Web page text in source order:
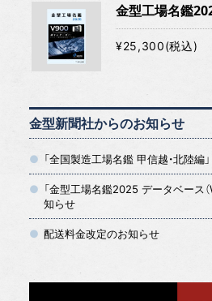
金型工場名鑑
¥25,300(税込)
金型新聞社からのお知らせ
「全国製造工場名鑑 甲信越・北陸編
「金型工場名鑑2025 データベース
知らせ
配送料金改定のお知らせ